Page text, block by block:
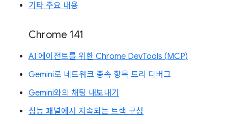
기타 주요 내용
Chrome 141
AI 에이전트를 위한 Chrome DevTools (MCP)
Gemini로 네트워크 종속 항목 트리 디버그
Gemini와의 채팅 내보내기
성능 패널에서 지속되는 트랙 구성